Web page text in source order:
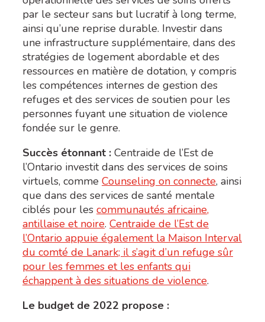
par le secteur sans but lucratif à long terme,
ainsi qu’une reprise durable. Investir dans
une infrastructure supplémentaire, dans des
stratégies de logement abordable et des
ressources en matière de dotation, y compris
les compétences internes de gestion des
refuges et des services de soutien pour les
personnes fuyant une situation de violence
fondée sur le genre.
Succès étonnant : Centraide de l’Est de
l’Ontario investit dans des services de soins
virtuels, comme Counseling on connecte, ainsi
que dans des services de santé mentale
ciblés pour les communautés africaine,
antillaise et noire. Centraide de l’Est de
l’Ontario appuie également la Maison Interval
du comté de Lanark; il s’agit d’un refuge sûr
pour les femmes et les enfants qui
échappent à des situations de violence.
Le budget de 2022 propose :